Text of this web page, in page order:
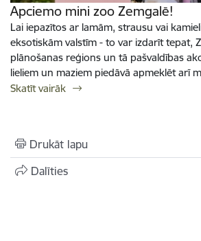
Apciemo mini zoo Zemgalē!
Lai iepazītos ar lamām, strausu vai
eksotiskām valstīm - to var izdarīt tepat,
plānošanas reģions un tā pašvaldības
lieliem un maziem piedāvā apmeklēt arī
Skatīt vairāk
Drukāt lapu
Dalīties